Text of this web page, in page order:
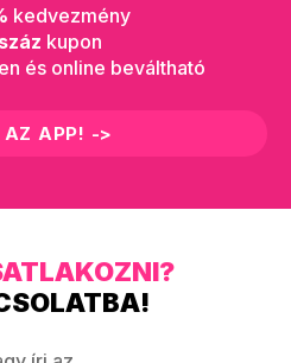
kedvezmény
kupon
és online beváltható
AZ APP! ->